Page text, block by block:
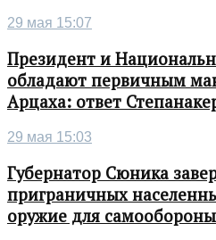
29 мая 15:07
Президент и
обладают первичным
Арцаха: ответ
29 мая 15:03
Губернатор Сюника
приграничных
оружие для самообороны